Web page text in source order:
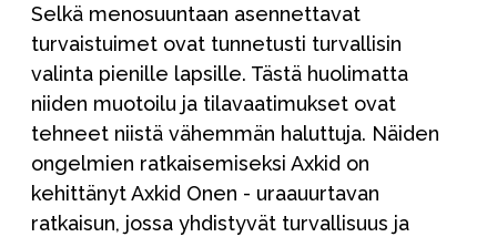
Selkä menosuuntaan asennettavat
turvaistuimet ovat tunnetusti turvallisin
valinta pienille lapsille. Tästä huolimatta
niiden muotoilu ja tilavaatimukset ovat
tehneet niistä vähemmän haluttuja. Näiden
ongelmien ratkaisemiseksi Axkid on
kehittänyt Axkid Onen - uraauurtavan
ratkaisun, jossa yhdistyvät turvallisuus ja